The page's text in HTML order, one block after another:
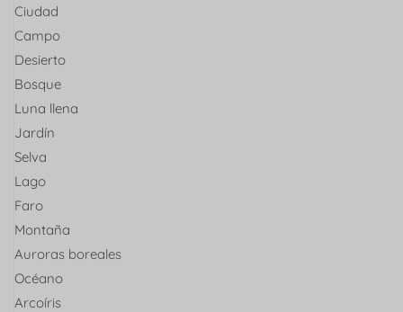
Ciudad
Campo
Desierto
Bosque
Luna llena
Jardín
Selva
Lago
Faro
Montaña
Auroras boreales
Océano
Arcoíris